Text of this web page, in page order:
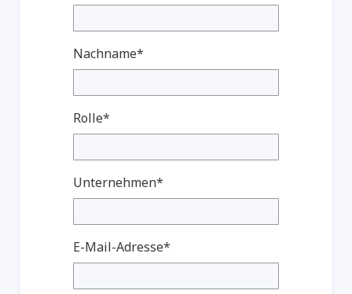
Nachname*
Rolle*
Unternehmen*
E-Mail-Adresse*